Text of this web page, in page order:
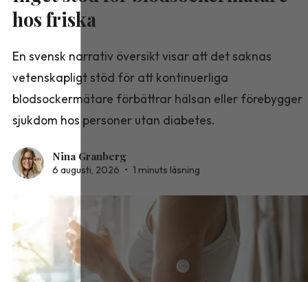
hos friska
En svensk narrativ översikt visar att det saknas
vetenskapligt stöd för att kontinuerliga
blodsockermätare förbättrar hälsan eller förebygger
sjukdom hos personer utan diabetes.
Nina Granberg
6 augusti, 2026 • 1 minuts läsning